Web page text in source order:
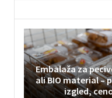
Embalaža za
ali BIO material –
izgled,